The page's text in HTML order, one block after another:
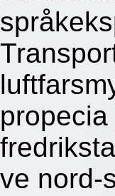
ve nord-